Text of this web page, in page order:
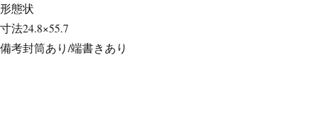
形態状
寸法24.8×55.7
備考封筒あり/端書きあり